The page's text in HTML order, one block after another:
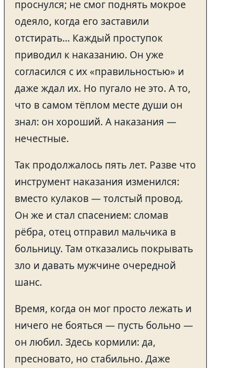
проснулся; не смог поднять мокрое
одеяло, когда его заставили
отстирать… Каждый проступок
приводил к наказанию. Он уже
согласился с их «правильностью» и
даже ждал их. Но пугало не это. А то,
что в самом тёплом месте души он
знал: он хороший. А наказания —
нечестные.
Так продолжалось пять лет. Разве что
инструмент наказания изменился:
вместо кулаков — толстый провод.
Он же и стал спасением: сломав
рёбра, отец отправил мальчика в
больницу. Там отказались покрывать
зло и давать мужчине очередной
шанс.
Время, когда он мог просто лежать и
ничего не бояться — пусть больно —
он любил. Здесь кормили: да,
пресновато, но стабильно. Даже